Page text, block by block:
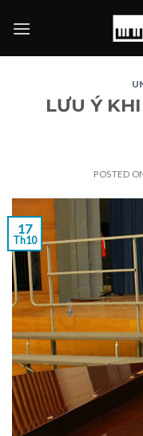
LƯU Ý
POSTED
17
Th10